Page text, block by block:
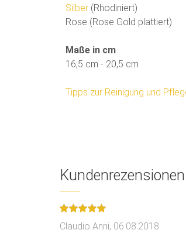
Silber (Rhodiniert)
Rose (Rose Gold plattiert)
Maße in cm
16,5 cm - 20,5 cm
Tipps zur Reinigung und
Kundenrezensionen
Claudio Anni, 06.08.2018